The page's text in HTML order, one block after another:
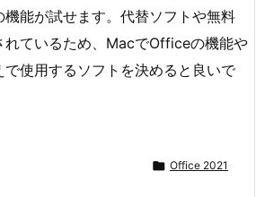
機能が試せます。代替ソフトや無料
れているため、MacでOfficeの機能や
使用するソフトを決めると良いで
 Office 2021